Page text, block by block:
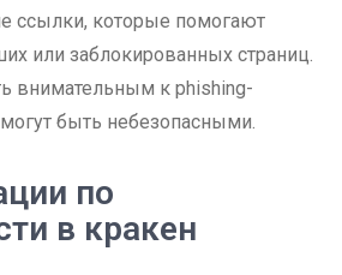
ссылки, которые помогают
или заблокированных страниц.
внимательным к phishing-
быть небезопасными.
по
в кракен